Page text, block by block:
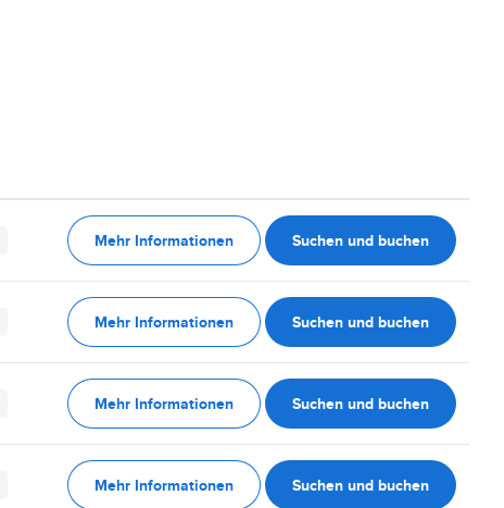
Mehr Informationen Suchen und buchen
Mehr Informationen Suchen und buchen
Mehr Informationen Suchen und buchen
Mehr Informationen Suchen und buchen